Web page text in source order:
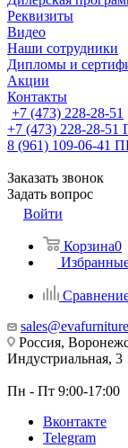
Реквизиты
Видео
Наши сотрудники
Дипломы и
Акции
Контакты
+7 (473) 228-28-51
+7 (473) 228-28-51
8 (961) 109-06-41
Заказать звонок
Задать вопрос
Войти
Корзина0
Россия,
Индустриальная, 3
Пн - Пт 9:00-17:00
Вконтакте
Telegram